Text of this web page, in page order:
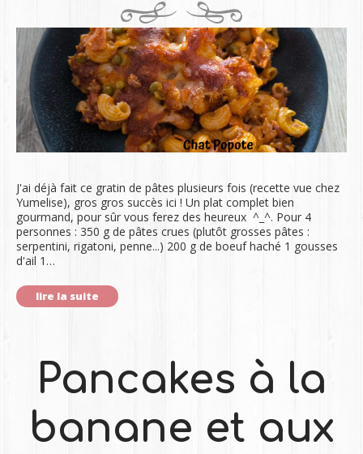
J'ai déjà fait ce gratin de pâtes plusieurs fois (recette vue chez
Yumelise), gros gros succès ici ! Un plat complet bien
gourmand, pour sûr vous ferez des heureux ^_^. Pour 4
personnes : 350 g de pâtes crues (plutôt grosses pâtes :
serpentini, rigatoni, penne...) 200 g de boeuf haché 1 gousses
d'ail 1…
lire la suite
Pancakes à la
banane et aux